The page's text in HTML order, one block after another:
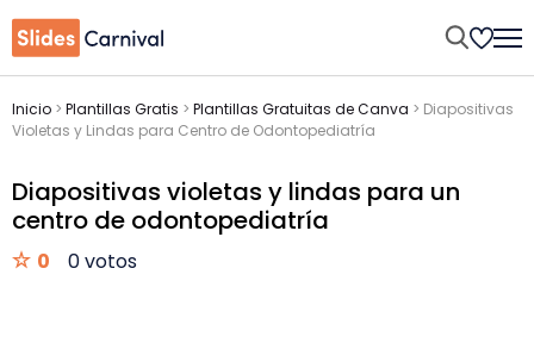
Inicio > Plantillas Gratis > Plantillas Gratuitas de Canva > Diapositivas
Violetas y Lindas para Centro de Odontopediatría
Diapositivas violetas y lindas para un
centro de odontopediatría
0 0 votos